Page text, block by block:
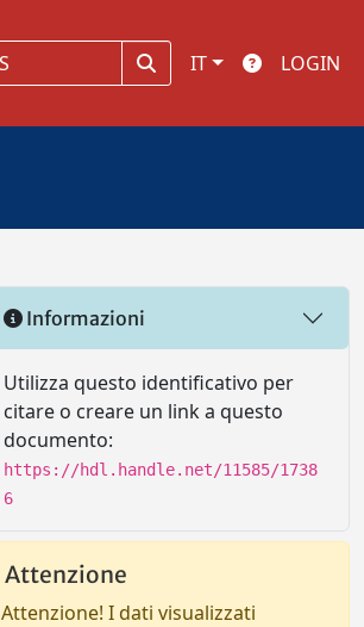
IT LOGIN
Informazioni
Utilizza questo identificativo per
citare o creare un link a questo
documento:
https://hdl.handle.net/11585/1738
6
Attenzione
Attenzione! I dati visualizzati